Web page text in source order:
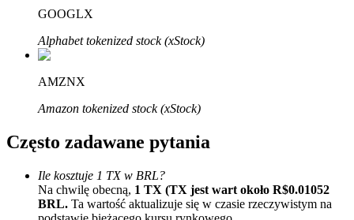
Bitruści Partnerzy
Afiliaci Bitrue
Aż do 65% prowizji!
GOOGLX
Alphabet tokenized stock (xStock)
AMZNX
Amazon tokenized stock (xStock)
Często zadawane pytania
Ile kosztuje 1 TX w BRL?
Na chwilę obecną, 1 TX (TX jest wart około R$0.01052
BRL. Ta wartość aktualizuje się w czasie rzeczywistym na